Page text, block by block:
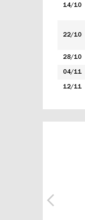
14/10
22/10
28/10
04/11
12/11